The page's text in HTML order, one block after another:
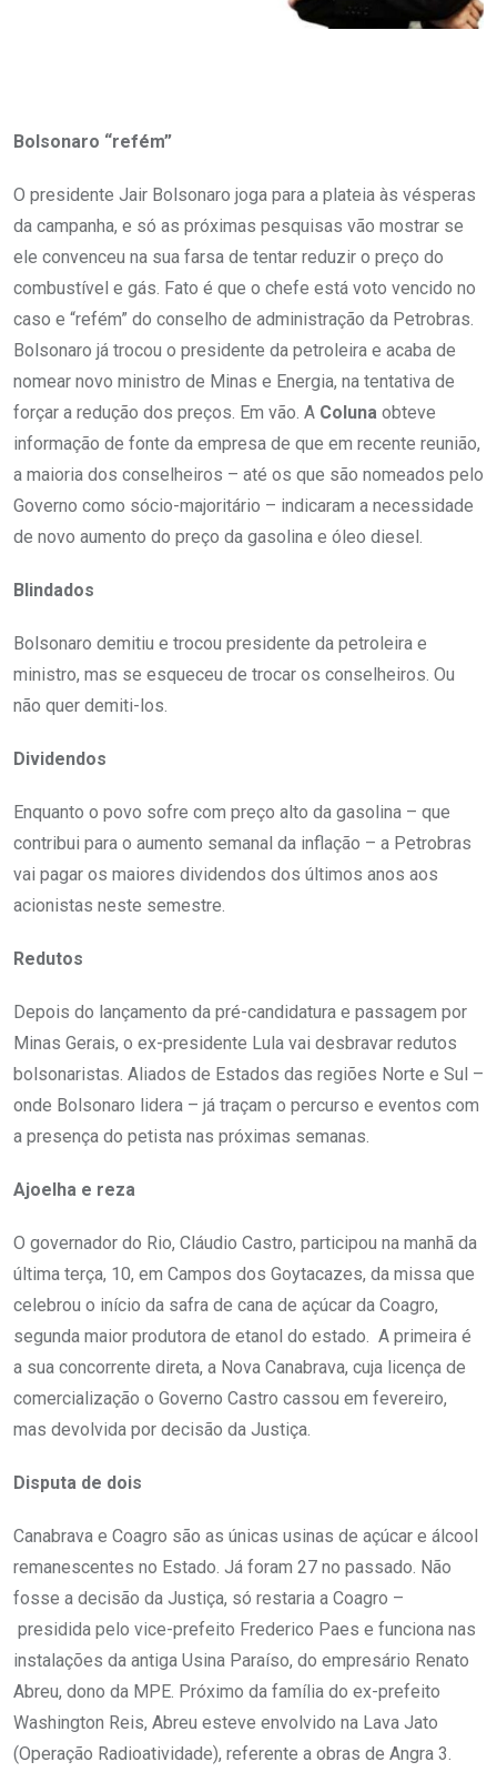
Bolsonaro “refém”
O presidente Jair Bolsonaro joga para a plateia às vésperas
da campanha, e só as próximas pesquisas vão mostrar se
ele convenceu na sua farsa de tentar reduzir o preço do
combustível e gás. Fato é que o chefe está voto vencido no
caso e “refém” do conselho de administração da Petrobras.
Bolsonaro já trocou o presidente da petroleira e acaba de
nomear novo ministro de Minas e Energia, na tentativa de
forçar a redução dos preços. Em vão. A Coluna obteve
informação de fonte da empresa de que em recente reunião,
a maioria dos conselheiros – até os que são nomeados pelo
Governo como sócio-majoritário – indicaram a necessidade
de novo aumento do preço da gasolina e óleo diesel.
Blindados
Bolsonaro demitiu e trocou presidente da petroleira e
ministro, mas se esqueceu de trocar os conselheiros. Ou
não quer demiti-los.
Dividendos
Enquanto o povo sofre com preço alto da gasolina – que
contribui para o aumento semanal da inflação – a Petrobras
vai pagar os maiores dividendos dos últimos anos aos
acionistas neste semestre.
Redutos
Depois do lançamento da pré-candidatura e passagem por
Minas Gerais, o ex-presidente Lula vai desbravar redutos
bolsonaristas. Aliados de Estados das regiões Norte e Sul –
onde Bolsonaro lidera – já traçam o percurso e eventos com
a presença do petista nas próximas semanas.
Ajoelha e reza
O governador do Rio, Cláudio Castro, participou na manhã da
última terça, 10, em Campos dos Goytacazes, da missa que
celebrou o início da safra de cana de açúcar da Coagro,
segunda maior produtora de etanol do estado. A primeira é
a sua concorrente direta, a Nova Canabrava, cuja licença de
comercialização o Governo Castro cassou em fevereiro,
mas devolvida por decisão da Justiça.
Disputa de dois
Canabrava e Coagro são as únicas usinas de açúcar e álcool
remanescentes no Estado. Já foram 27 no passado. Não
fosse a decisão da Justiça, só restaria a Coagro –
presidida pelo vice-prefeito Frederico Paes e funciona nas
instalações da antiga Usina Paraíso, do empresário Renato
Abreu, dono da MPE. Próximo da família do ex-prefeito
Washington Reis, Abreu esteve envolvido na Lava Jato
(Operação Radioatividade), referente a obras de Angra 3.